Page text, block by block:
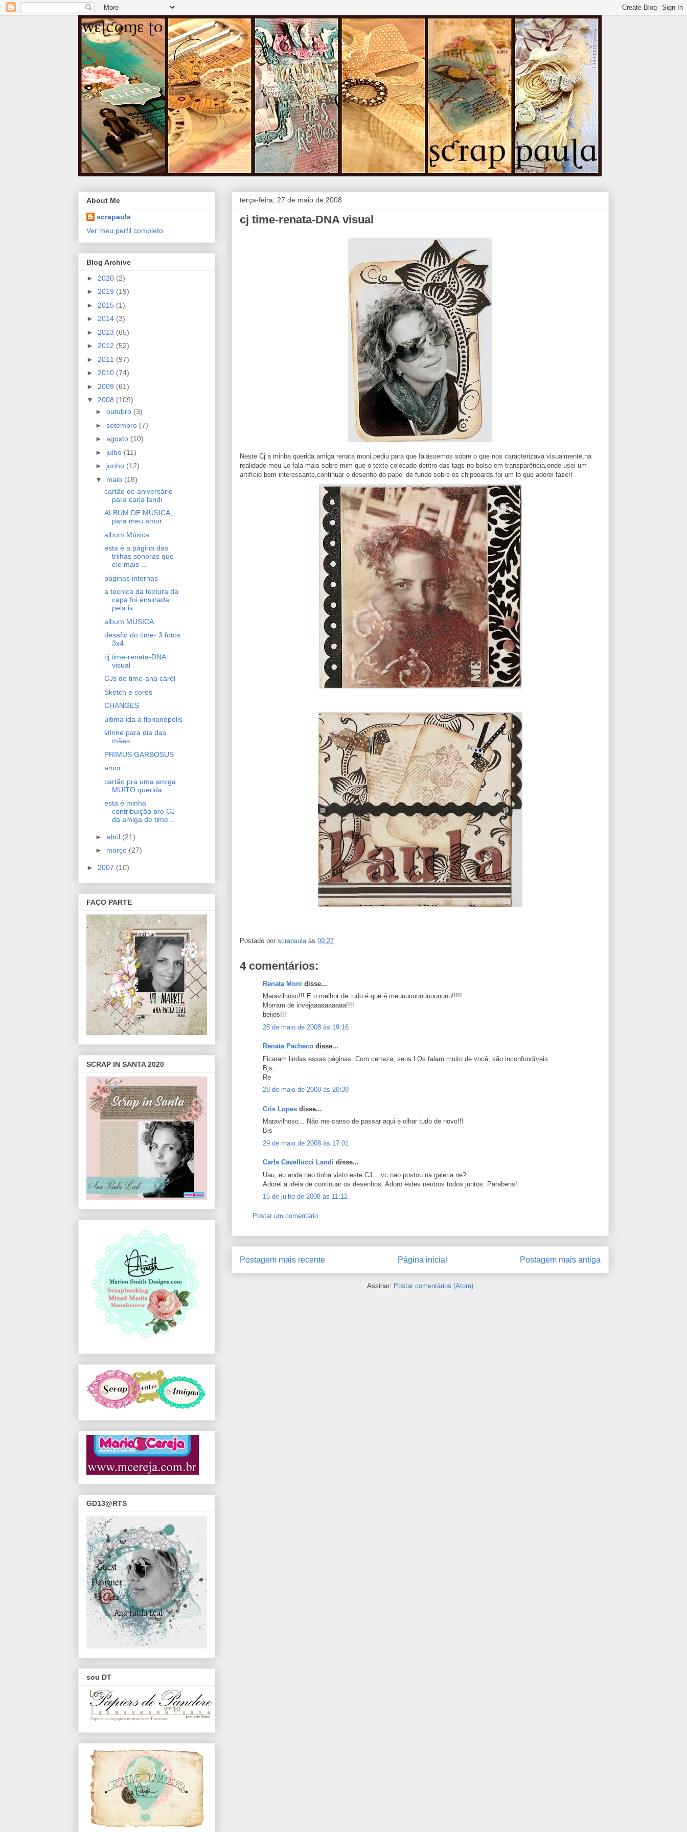
terça-feira, 27 de maio de 2008
cj time-renata-DNA visual
Neste Cj a minha querida amiga renata moni,pediu para que falássemos sobre o que nos caracterizava visualmente,na
realidade meu Lo fala mais sobre mim que o texto colocado dentro das tags no bolso em transparência,onde usei um
artifício bem interessante,continuar o desenho do papel de fundo sobre os chipboards,foi um lo que adorei fazer!
Postado por scrapaula às 09:27
4 comentários:
Renata Moni disse...
Maravilhoso!!! E o melhor de tudo é que é meuuuuuuuuuuuuuuu!!!!!
Morram de invejaaaaaaaaaa!!!!
beijos!!!
28 de maio de 2008 às 19:16
Renata Pacheco disse...
Ficaram lindas essas páginas. Com certeza, seus LOs falam muito de você, são inconfundíveis.
Bjs,
Re
28 de maio de 2008 às 20:39
Cris Lopes disse...
Maravilhoso... Não me canso de passar aqui e olhar tudo de novo!!!
Bjs
29 de maio de 2008 às 17:01
Carla Cavellucci Landi disse...
Uau, eu anda nao tinha visto este CJ... vc nao postou na galeria ne?
Adorei a ideia de continuar os desenhos. Adoro estes neutros todos juntos. Parabens!
15 de julho de 2008 às 11:12
Postar um comentário
Postagem mais recente Postagem mais antiga
Página inicial
Assinar: Postar comentários (Atom)
About Me
scrapaula
Ver meu perfil completo
Blog Archive
► 2020 (2)
► 2019 (19)
► 2015 (1)
► 2014 (3)
► 2013 (65)
► 2012 (52)
► 2011 (97)
► 2010 (74)
► 2009 (61)
▼ 2008 (109)
► outubro (3)
► setembro (7)
► agosto (10)
► julho (11)
► junho (12)
▼ maio (18)
cartão de aniversário
para carla landi
ALBUM DE MÚSICA,
para meu amor
album Música
esta é a página das
trilhas sonoras que
ele mais ...
páginas internas
a tecnica da textura da
capa foi ensinada
pela is...
album MÙSICA
desafio do time- 3 fotos
3x4
cj time-renata-DNA
visual
CJs do time-ana carol
Sketch e cores
CHANGES
última ida a florianópolis
vitrine para dia das
mães
PRIMUS GARBOSUS
amor
cartão pra uma amiga
MUITO querida
esta é minha
contribuição pro CJ
da amiga de time...
► abril (21)
► março (27)
► 2007 (10)
FAÇO PARTE
SCRAP IN SANTA 2020
GD13@RTS
sou DT